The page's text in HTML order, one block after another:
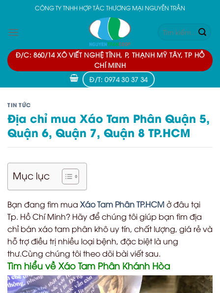
content
CÔNG TY TNHH HỢP TÁC THƯƠNG MẠI NGUYỄN TRẦN
Tìm
kiếm:
Đ/C: 860/14 XÔ VIẾT NGHỆ TĨNH, P, THẠNH MỸ TÂY, TP HỒ
CHÍ MINH
Đ/T: 0974 30 37 34
TIN TỨC
Địa chỉ mua Xáo Tam Phân Quận 5,
Quận 6, Quận 7, Quận 8 TP.HCM
Mục lục
Bạn đang tìm mua Xáo Tam Phân TP.HCMở đâu tại
Tp. Hồ Chí Minh? Hãy để chúng tôi giúp bạn tìm địa
chỉ bán xáo tam phân khô uy tín, chất lượng, giá rẻ và
hỗ trợ điều trị nhiều loại bệnh, đặc biệt là ung
thư.Cùng chúng tôi theo dõi bài viết sau.
Tìm hiểu về Xáo Tam Phân Khánh Hòa